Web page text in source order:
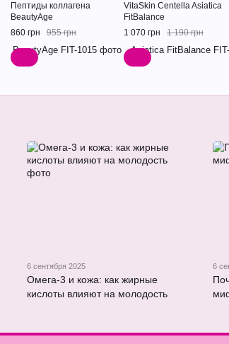
Пептиды коллагена
BeautyAge
860 грн
955 грн
VitaSkin Centella Asiatica
FitBalance
1 070 грн
1 190 грн
6 сентября 2025
Омега-3 и кожа: как жирные
кислоты влияют на молодость
6